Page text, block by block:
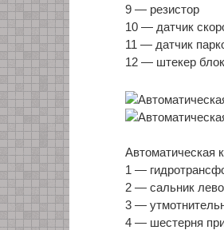
9 — резистор
10 — датчик
11 — датчик
12 — штекер
Автоматическая
1 —
2 — сальник
3 —
4 — шестерня